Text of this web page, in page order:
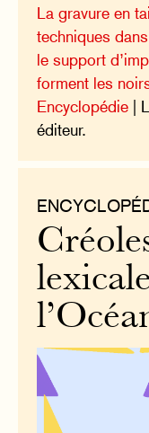
La gravure en
techniques
le support
forment les
Encyclopédie |
éditeur.